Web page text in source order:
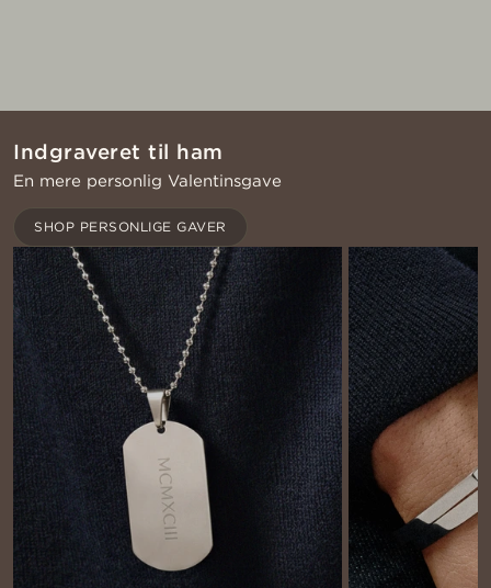
Indgraveret til ham
En mere personlig Valentinsgave
SHOP PERSONLIGE GAVER